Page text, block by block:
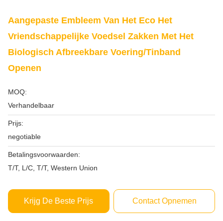
Aangepaste Embleem Van Het Eco Het
Vriendschappelijke Voedsel Zakken Met Het
Biologisch Afbreekbare Voering/Tinband
Openen
MOQ:
Verhandelbaar
Prijs:
negotiable
Betalingsvoorwaarden:
T/T, L/C, T/T, Western Union
Krijg De Beste Prijs Contact Opnemen